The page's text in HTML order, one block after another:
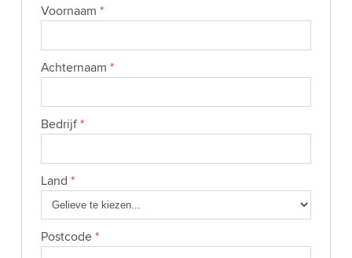
Voornaam *
Achternaam *
Bedrijf *
Land *
Postcode *